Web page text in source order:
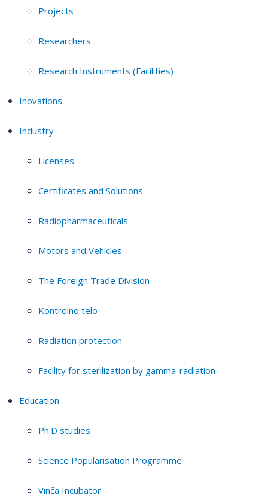
Projects
Researchers
Research Instruments (Facilities)
Inovations
Industry
Licenses
Certificates and Solutions
Radiopharmaceuticals
Motors and Vehicles
The Foreign Trade Division
Kontrolno telo
Radiation protection
Facility for sterilization by gamma-radiation
Education
Ph.D studies
Science Popularisation Programme
Vinča Incubator